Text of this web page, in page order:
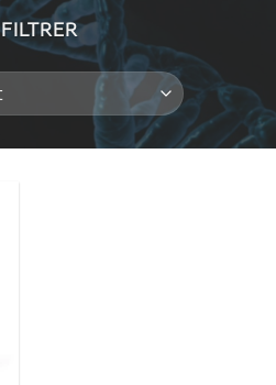
FILTRER